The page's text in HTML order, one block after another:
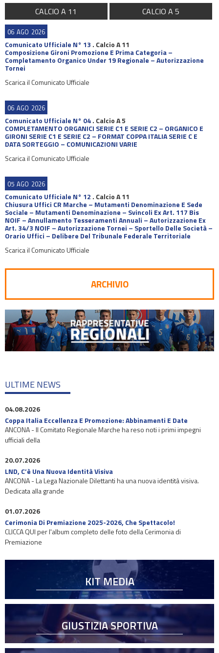
CALCIO A 11 CALCIO A 5
06 AGO 2026
Comunicato Ufficiale N° 13 . Calcio A 11
Composizione Gironi Promozione E Prima Categoria –
Completamento Organico Under 19 Regionale – Autorizzazione
Tornei
Scarica il Comunicato Ufficiale
06 AGO 2026
Comunicato Ufficiale N° 04. Calcio A 5
COMPLETAMENTO ORGANICI SERIE C1 E SERIE C2 – ORGANICO E
GIRONI SERIE C1 E SERIE C2 – FORMAT COPPA ITALIA SERIE C E
DATA SORTEGGIO – COMUNICAZIONI VARIE
Scarica il Comunicato Ufficiale
05 AGO 2026
Comunicato Ufficiale N° 12 . Calcio A 11
Chiusura Uffici CR Marche – Mutamenti Denominazione E Sede
Sociale – Mutamenti Denominazione – Svincoli Ex Art. 117 Bis
NOIF – Annullamento Tesseramenti Annuali – Autorizzazione Ex
Art. 34/3 NOIF – Autorizzazione Tornei – Sportello Delle Società –
Orario Uffici – Delibere Del Tribunale Federale Territoriale
Scarica il Comunicato Ufficiale
ARCHIVIO
ULTIME NEWS
04.08.2026
Coppa Italia Eccellenza E Promozione: Abbinamenti E Date
ANCONA - Il Comitato Regionale Marche ha reso noti i primi impegni
ufficiali della
20.07.2026
LND, C’è Una Nuova Identità Visiva
ANCONA - La Lega Nazionale Dilettanti ha una nuova identità visiva.
Dedicata alla grande
01.07.2026
Cerimonia Di Premiazione 2025-2026, Che Spettacolo!
CLICCA QUI per l'album completo delle foto della Cerimonia di
Premiazione
KIT MEDIA
GIUSTIZIA SPORTIVA